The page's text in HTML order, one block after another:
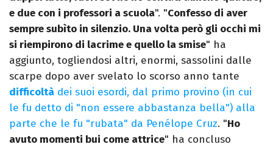
e due con i professori a scuola". "Confesso di aver
sempre subìto in silenzio. Una volta però gli occhi mi
si riempirono di lacrime e quello la smise" ha
aggiunto, togliendosi altri, enormi, sassolini dalle
scarpe dopo aver svelato lo scorso anno tante
difficoltà dei suoi esordi, dal primo provino (in cui
le fu detto di "non essere abbastanza bella") alla
parte che le fu "rubata" da Penélope Cruz. "Ho
avuto momenti bui come attrice" ha concluso